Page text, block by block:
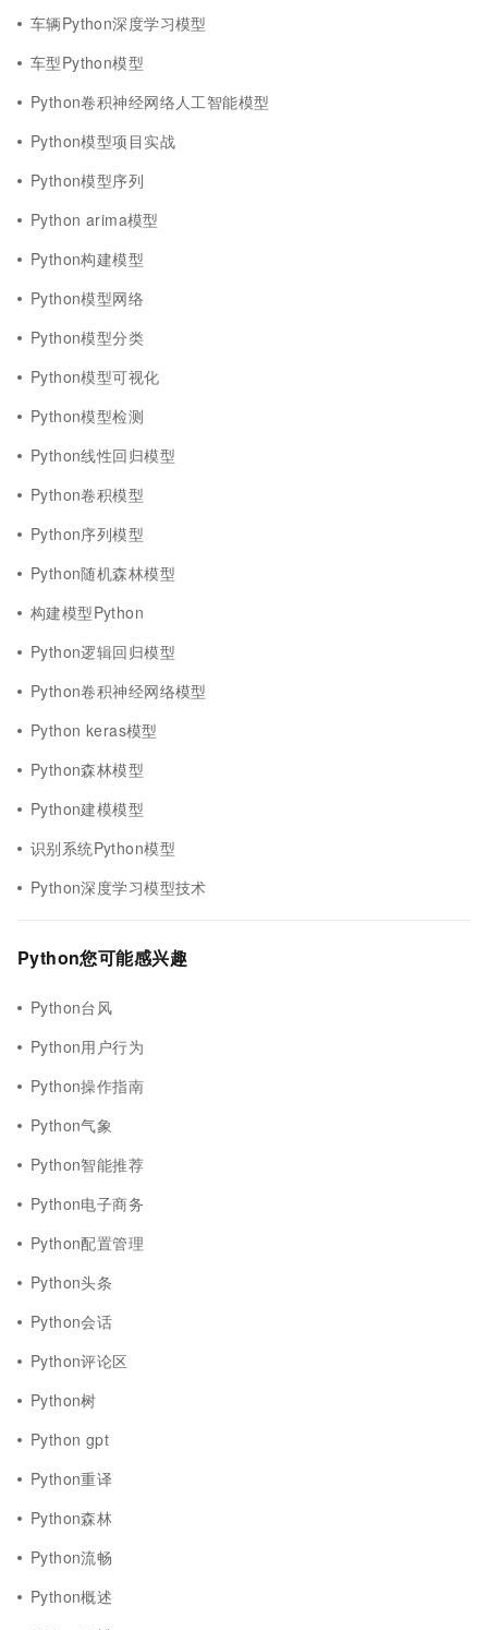
车辆Python深度学习模型
车型Python模型
Python卷积神经网络人工智能模型
Python模型项目实战
Python模型序列
Python arima模型
Python构建模型
Python模型网络
Python模型分类
Python模型可视化
Python模型检测
Python线性回归模型
Python卷积模型
Python序列模型
Python随机森林模型
构建模型Python
Python逻辑回归模型
Python卷积神经网络模型
Python keras模型
Python森林模型
Python建模模型
识别系统Python模型
Python深度学习模型技术
Python您可能感兴趣
Python台风
Python用户行为
Python操作指南
Python气象
Python智能推荐
Python电子商务
Python配置管理
Python头条
Python会话
Python评论区
Python树
Python gpt
Python重译
Python森林
Python流畅
Python概述